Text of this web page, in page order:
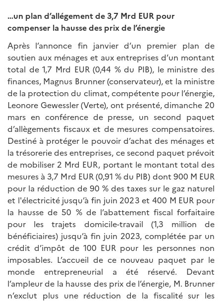
…un plan d’allégement de 3,7 Mrd EUR pour
compenser la hausse des prix de l’énergie
Après l’annonce fin janvier d’un premier plan de
soutien aux ménages et aux entreprises d’un montant
total de 1,7 Mrd EUR (0,44 % du PIB), le ministre des
finances, Magnus Brunner (conservateur), et la ministre
de la protection du climat, compétente pour l’énergie,
Leonore Gewessler (Verte), ont présenté, dimanche 20
mars en conférence de presse, un second paquet
d’allègements fiscaux et de mesures compensatoires.
Destiné à protéger le pouvoir d’achat des ménages et
la trésorerie des entreprises, ce second paquet prévoit
de mobiliser 2 Mrd EUR, portant le montant total des
mesures à 3,7 Mrd EUR (0,91 % du PIB) dont 900 M EUR
pour la réduction de 90 % des taxes sur le gaz naturel
et l'électricité jusqu’à fin juin 2023 et 400 M EUR pour
la hausse de 50 % de l’abattement fiscal forfaitaire
pour les trajets domicile-travail (1,3 million de
bénéficiaires) jusqu’à fin juin 2023, complétée par un
crédit d’impôt de 100 EUR pour les personnes non
imposables. L’accueil de ce nouveau paquet par le
monde entrepreneurial a été réservé. Devant
l’ampleur de la hausse des prix de l’énergie, M. Brunner
n’exclut plus une réduction de la fiscalité sur les